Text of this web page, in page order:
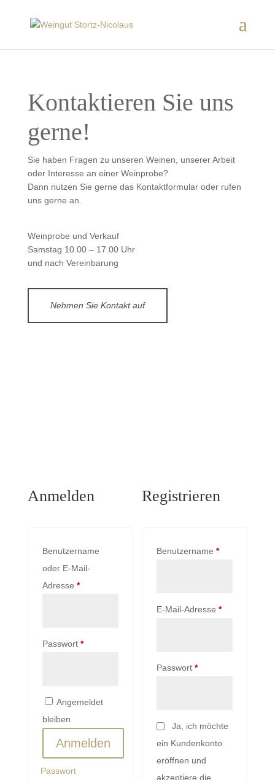
Kontaktieren Sie uns
gerne!
Sie haben Fragen zu unseren Weinen, unserer Arbeit
oder Interesse an einer Weinprobe?
Dann nutzen Sie gerne das Kontaktformular oder rufen
uns gerne an.
Weinprobe und Verkauf
Samstag 10.00 – 17.00 Uhr
und nach Vereinbarung
Nehmen Sie Kontakt auf
Anmelden
Benutzername
oder E-Mail-
Adresse *Erforderlich
Passwort *Erforderlich
Angemeldet
bleiben
Anmelden
Passwort
Registrieren
Benutzername*Erforderlich
E-Mail-Adresse*Erforderlich
Passwort*Erforderlich
Ja, ich möchte
ein Kundenkonto
eröffnen und
akzeptiere die